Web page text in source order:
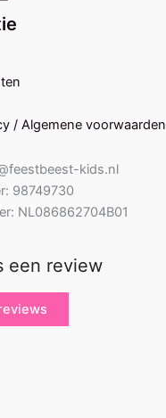
/ Algemene voorwaarden
kids.nl
98749730
NL086862704B01
een review